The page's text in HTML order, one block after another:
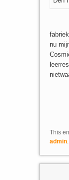
nu
This
admin